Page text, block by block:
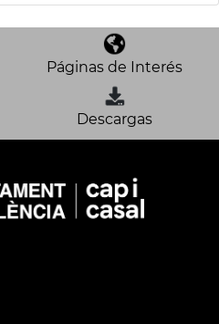
Páginas de Interés
Descargas